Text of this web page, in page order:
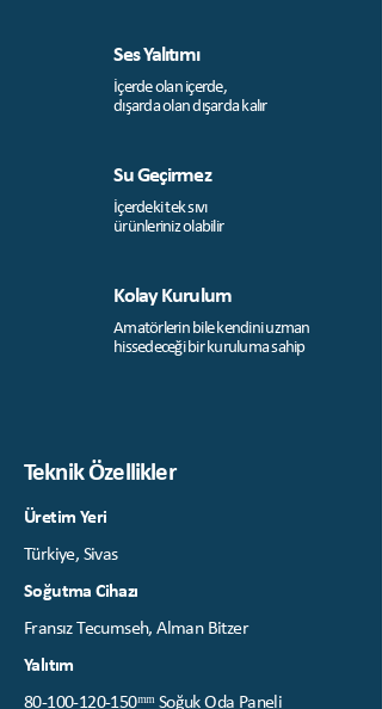
Ses Yalıtımı
İçerde olan içerde,
dışarda olan dışarda kalır
Su Geçirmez
İçerdeki tek sıvı
ürünleriniz olabilir
Kolay Kurulum
Amatörlerin bile kendini uzman
hissedeceği bir kuruluma sahip
Teknik Özellikler
Üretim Yeri
Türkiye, Sivas
Soğutma Cihazı
Fransız Tecumseh, Alman Bitzer
Yalıtım
80-100-120-150ᵐᵐ Soğuk Oda Paneli